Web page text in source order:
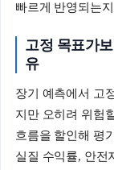
빠르게 반영되는
고정 목표가
유
장기 예측에서 고
지만 오히려 위험
흐름을 할인해 평
실질 수익률, 안전